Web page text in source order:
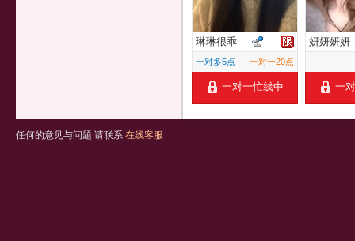
琳琳很乖
一对多5点 一对一20点
一对一忙线中
妍妍妍妍
一
任何的意见与问题 请联系 在线客服